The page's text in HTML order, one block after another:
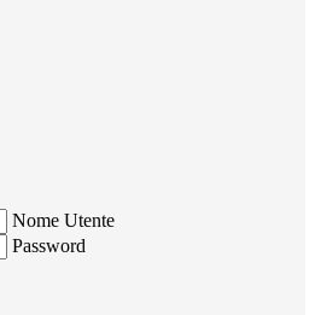
Nome Utente
Password